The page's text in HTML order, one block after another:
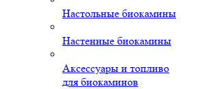
Настольные биокамины
Настенные биокамины
Аксессуары и топливо
для биокаминов